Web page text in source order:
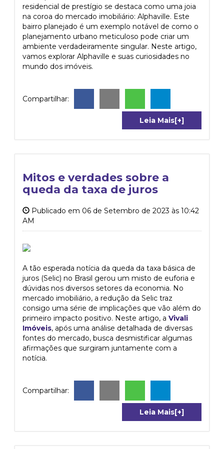
residencial de prestígio se destaca como uma joia
na coroa do mercado imobiliário: Alphaville. Este
bairro planejado é um exemplo notável de como o
planejamento urbano meticuloso pode criar um
ambiente verdadeiramente singular. Neste artigo,
vamos explorar Alphaville e suas curiosidades no
mundo dos imóveis.
Compartilhar:
Leia Mais[+]
Mitos e verdades sobre a
queda da taxa de juros
Publicado em 06 de Setembro de 2023 às 10:42
AM
A tão esperada notícia da queda da taxa básica de
juros (Selic) no Brasil gerou um misto de euforia e
dúvidas nos diversos setores da economia. No
mercado imobiliário, a redução da Selic traz
consigo uma série de implicações que vão além do
primeiro impacto positivo. Neste artigo, a Vivali
Imóveis, após uma análise detalhada de diversas
fontes do mercado, busca desmistificar algumas
afirmações que surgiram juntamente com a
notícia.
Compartilhar:
Leia Mais[+]